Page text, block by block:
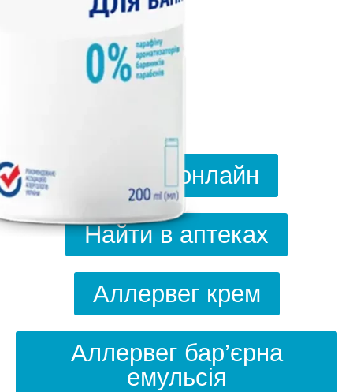
Купить онлайн
Найти в аптеках
Аллервег крем
Аллервег бар’єрна
емульсія